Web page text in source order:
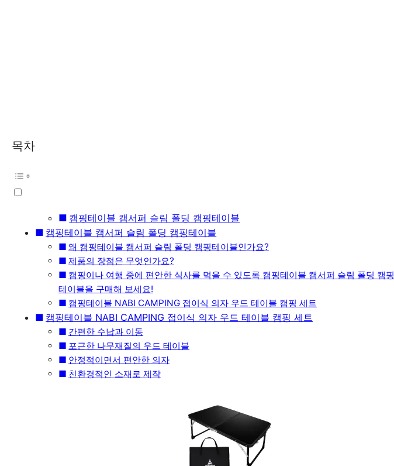
목차
캠핑테이블 캠서퍼 슬림 폴딩 캠핑테이블
캠핑테이블 캠서퍼 슬림 폴딩 캠핑테이블
왜 캠핑테이블 캠서퍼 슬림 폴딩 캠핑테이블인가요?
제품의 장점은 무엇인가요?
캠핑이나 여행 중에 편안한 식사를 먹을 수 있도록 캠핑테이블 캠서퍼 슬림 폴딩 캠핑
테이블을 구매해 보세요!
캠핑테이블 NABI CAMPING 접이식 의자 우드 테이블 캠핑 세트
캠핑테이블 NABI CAMPING 접이식 의자 우드 테이블 캠핑 세트
간편한 수납과 이동
포근한 나무재질의 우드 테이블
안정적이면서 편안한 의자
친환경적인 소재로 제작